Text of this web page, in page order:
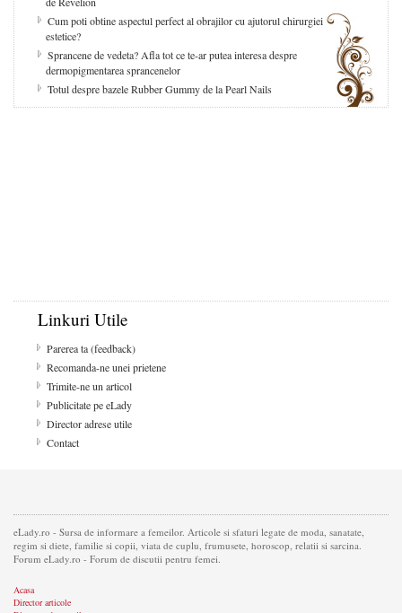
Cum poti obtine aspectul perfect al obrajilor cu ajutorul chirurgiei
estetice?
Sprancene de vedeta? Afla tot ce te-ar putea interesa despre
dermopigmentarea sprancenelor
Totul despre bazele Rubber Gummy de la Pearl Nails
Linkuri Utile
Parerea ta (feedback)
Recomanda-ne unei prietene
Trimite-ne un articol
Publicitate pe eLady
Director adrese utile
Contact
eLady.ro - Sursa de informare a femeilor. Articole si sfaturi legate de moda, sanatate,
regim si diete, familie si copii, viata de cuplu, frumusete, horoscop, relatii si sarcina.
Forum eLady.ro - Forum de discutii pentru femei.
Acasa
Director articole